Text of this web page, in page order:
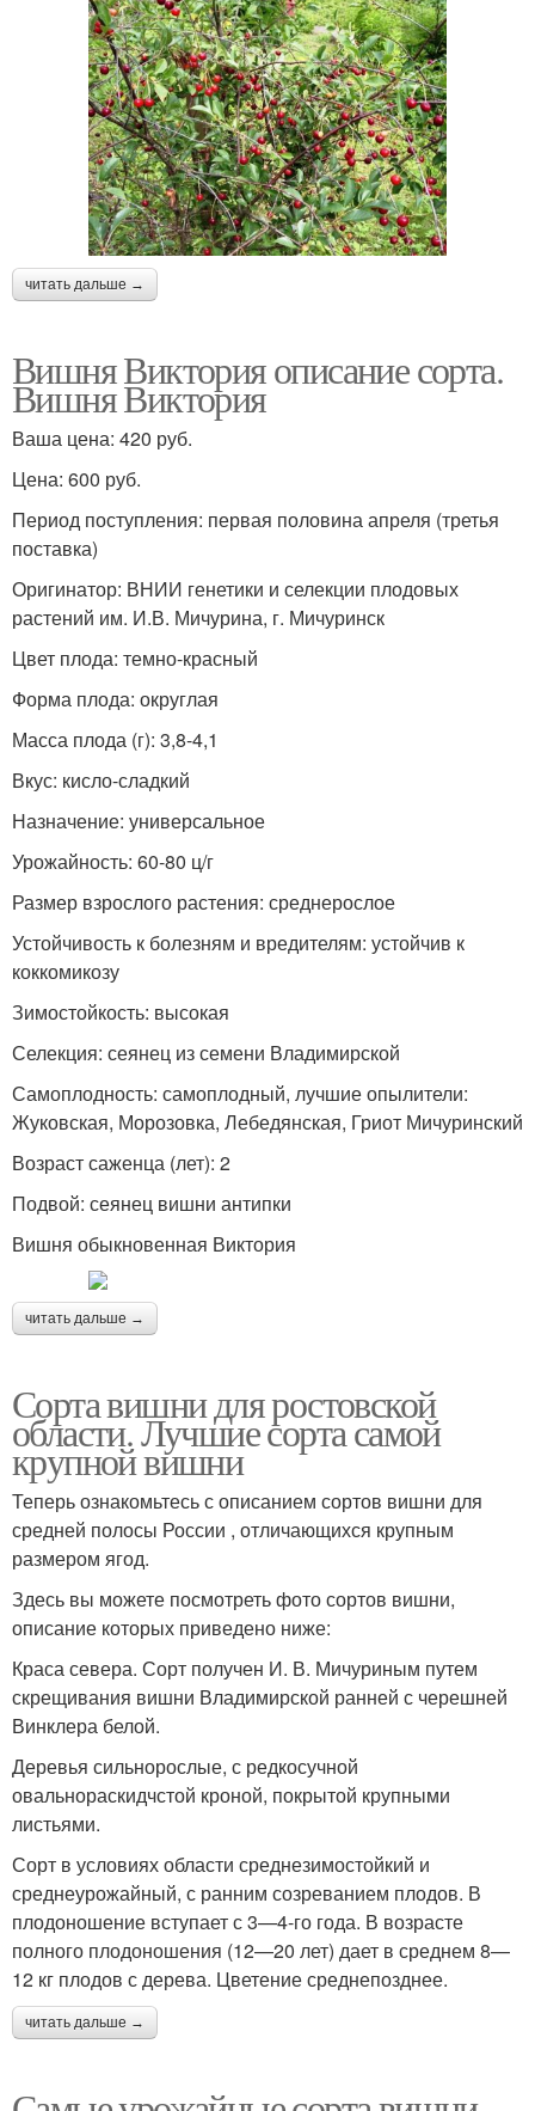
читать дальше →
Вишня Виктория описание сорта.
Вишня Виктория
Ваша цена: 420 руб.
Цена: 600 руб.
Период поступления: первая половина апреля (третья
поставка)
Оригинатор: ВНИИ генетики и селекции плодовых
растений им. И.В. Мичурина, г. Мичуринск
Цвет плода: темно-красный
Форма плода: округлая
Масса плода (г): 3,8-4,1
Вкус: кисло-сладкий
Назначение: универсальное
Урожайность: 60-80 ц/г
Размер взрослого растения: среднерослое
Устойчивость к болезням и вредителям: устойчив к
коккомикозу
Зимостойкость: высокая
Селекция: сеянец из семени Владимирской
Самоплодность: самоплодный, лучшие опылители:
Жуковская, Морозовка, Лебедянская, Гриот Мичуринский
Возраст саженца (лет): 2
Подвой: сеянец вишни антипки
Вишня обыкновенная Виктория
читать дальше →
Сорта вишни для ростовской
области. Лучшие сорта самой
крупной вишни
Теперь ознакомьтесь с описанием сортов вишни для
средней полосы России , отличающихся крупным
размером ягод.
Здесь вы можете посмотреть фото сортов вишни,
описание которых приведено ниже:
Краса севера. Сорт получен И. В. Мичуриным путем
скрещивания вишни Владимирской ранней с черешней
Винклера белой.
Деревья сильнорослые, с редкосучной
овальнораскидчстой кроной, покрытой крупными
листьями.
Сорт в условиях области среднезимостойкий и
среднеурожайный, с ранним созреванием плодов. В
плодоношение вступает с 3—4-го года. В возрасте
полного плодоношения (12—20 лет) дает в среднем 8—
12 кг плодов с дерева. Цветение среднепозднее.
читать дальше →